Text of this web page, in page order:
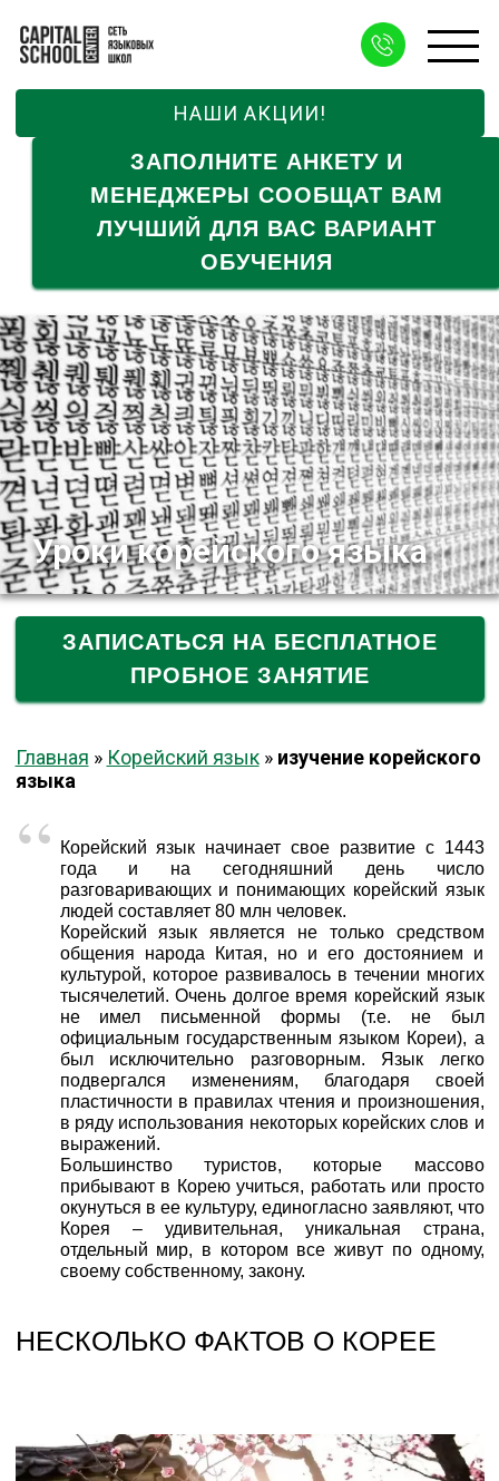
НАШИ АКЦИИ!
ЗАПОЛНИТЕ АНКЕТУ И
МЕНЕДЖЕРЫ СООБЩАТ ВАМ
ЛУЧШИЙ ДЛЯ ВАС ВАРИАНТ
ОБУЧЕНИЯ
Уроки корейского языка
ЗАПИСАТЬСЯ НА БЕСПЛАТНОЕ
ПРОБНОЕ ЗАНЯТИЕ
Главная » Корейский язык» изучение корейского
языка
Корейский язык начинает свое развитие с 1443
года и на сегодняшний день число
разговаривающих и понимающих корейский язык
людей составляет 80 млн человек.
Корейский язык является не только средством
общения народа Китая, но и его достоянием и
культурой, которое развивалось в течении многих
тысячелетий. Очень долгое время корейский язык
не имел письменной формы (т.е. не был
официальным государственным языком Кореи), а
был исключительно разговорным. Язык легко
подвергался изменениям, благодаря своей
пластичности в правилах чтения и произношения,
в ряду использования некоторых корейских слов и
выражений.
Большинство туристов, которые массово
прибывают в Корею учиться, работать или просто
окунуться в ее культуру, единогласно заявляют, что
Корея – удивительная, уникальная страна,
отдельный мир, в котором все живут по одному,
своему собственному, закону.
НЕСКОЛЬКО ФАКТОВ О КОРЕЕ